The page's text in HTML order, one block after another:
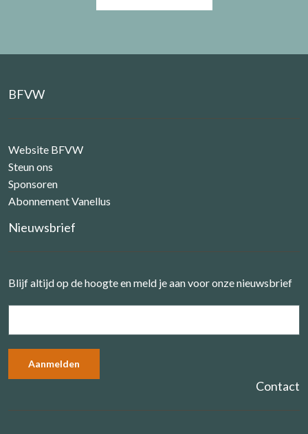
BFVW
Website BFVW
Steun ons
Sponsoren
Abonnement Vanellus
Nieuwsbrief
Blijf altijd op de hoogte en meld je aan voor onze nieuwsbrief
Contact